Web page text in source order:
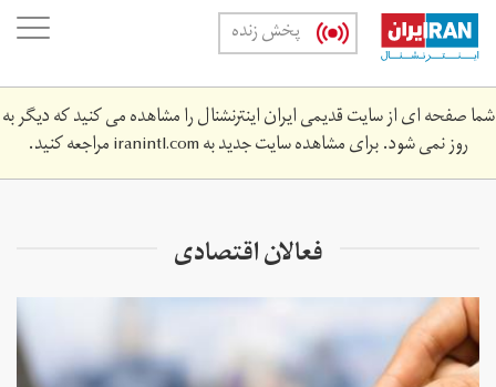
Skip
main
content
پخش زنده
شما صفحه ای از سایت قدیمی ایران اینترنشنال را مشاهده می کنید که دیگر به
روز نمی شود. برای مشاهده سایت جدید بهiranintl.comمراجعه کنید.
فعالان اقتصادی